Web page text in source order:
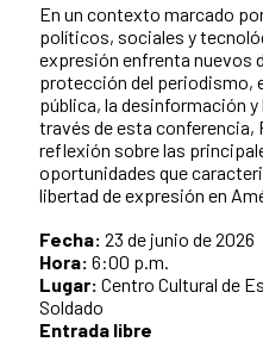
En un contexto marcado
políticos, sociales y
expresión enfrenta nuevos
protección del periodismo,
pública, la desinformación
través de esta conferencia,
reflexión sobre las
oportunidades que
libertad de expresión en
Fecha: 23 de junio de 2026
Hora: 6:00 p.m.
Lugar: Centro Cultural de
Soldado
Entrada libre